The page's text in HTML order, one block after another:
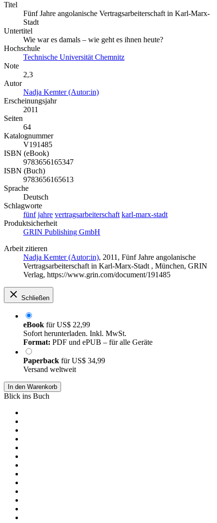
Titel
Fünf Jahre angolanische Vertragsarbeiterschaft in Karl-Marx-
Stadt
Untertitel
Wie war es damals – wie geht es ihnen heute?
Hochschule
Technische Universität Chemnitz
Note
2,3
Autor
Nadja Kemter (Autor:in)
Erscheinungsjahr
2011
Seiten
64
Katalognummer
V191485
ISBN (eBook)
9783656165347
ISBN (Buch)
9783656165613
Sprache
Deutsch
Schlagworte
fünf jahre vertragsarbeiterschaft karl-marx-stadt
Produktsicherheit
GRIN Publishing GmbH
Arbeit zitieren
Nadja Kemter (Autor:in), 2011, Fünf Jahre angolanische
Vertragsarbeiterschaft in Karl-Marx-Stadt , München, GRIN
Verlag, https://www.grin.com/document/191485
Schließen
eBook fürUS$ 22,99
Sofort herunterladen. Inkl. MwSt.
Format: PDF und ePUB – für alle Geräte
Paperback fürUS$ 34,99
Versand weltweit
In den Warenkorb
Blick ins Buch